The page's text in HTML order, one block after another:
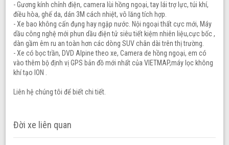
- Gương kính chỉnh điện, camera lùi hồng ngoại, tay lái trợ lực, túi khí,
điều hòa, ghế da, dán 3M cách nhiệt, vô lăng tích hợp.
- Xe bao không cấn đụng hay ngập nước. Nội ngoại thất cực mới, Máy
dầu công nghệ mới phun dầu điện tử siêu tiết kiệm nhiên liệu,cực bốc ,
dàn gầm êm ru an toàn hơn các dòng SUV chân dài trên thị trường.
- Xe có bọc trần, DVD Alpine theo xe, Camera de hồng ngoại, em có
vào thêm bộ định vị GPS bản đồ mới nhất của VIETMAP,máy lọc không
khí tạo ION .
Liên hệ chúng tôi để biết chi tiết.
Đời xe liên quan